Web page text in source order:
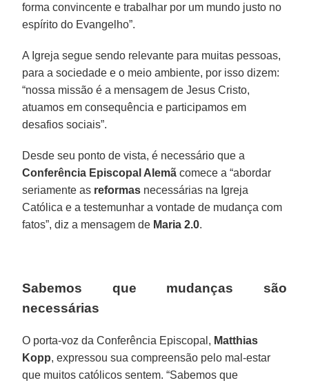
forma convincente e trabalhar por um mundo justo no
espírito do Evangelho”.
A Igreja segue sendo relevante para muitas pessoas,
para a sociedade e o meio ambiente, por isso dizem:
“nossa missão é a mensagem de Jesus Cristo,
atuamos em consequência e participamos em
desafios sociais”.
Desde seu ponto de vista, é necessário que a
Conferência Episcopal Alemã comece a “abordar
seriamente as reformas necessárias na Igreja
Católica e a testemunhar a vontade de mudança com
fatos”, diz a mensagem de Maria 2.0.
Sabemos que mudanças são
necessárias
O porta-voz da Conferência Episcopal, Matthias
Kopp, expressou sua compreensão pelo mal-estar
que muitos católicos sentem. “Sabemos que